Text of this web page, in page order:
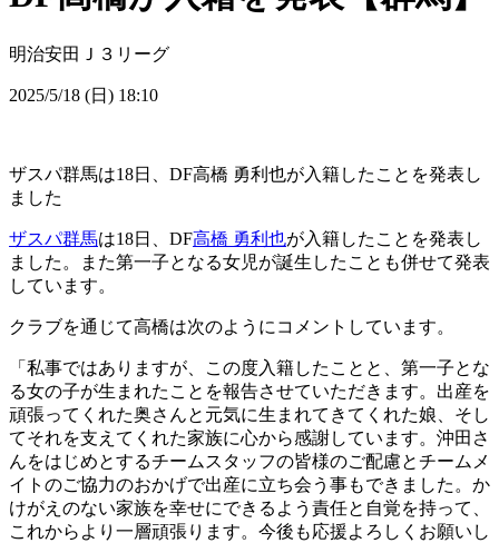
明治安田Ｊ３リーグ
2025/5/18 (日) 18:10
ザスパ群馬は18日、DF高橋 勇利也が入籍したことを発表し
ました
ザスパ群馬は18日、DF高橋 勇利也が入籍したことを発表し
ました。また第一子となる女児が誕生したことも併せて発表
しています。
クラブを通じて高橋は次のようにコメントしています。
「私事ではありますが、この度入籍したことと、第一子とな
る女の子が生まれたことを報告させていただきます。出産を
頑張ってくれた奥さんと元気に生まれてきてくれた娘、そし
てそれを支えてくれた家族に心から感謝しています。沖田さ
んをはじめとするチームスタッフの皆様のご配慮とチームメ
イトのご協力のおかげで出産に立ち会う事もできました。か
けがえのない家族を幸せにできるよう責任と自覚を持って、
これからより一層頑張ります。今後も応援よろしくお願いし